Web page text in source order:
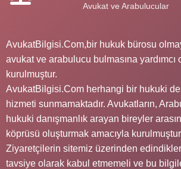
Avukat ve Arabulucular
AvukatBilgisi.Com,bir hukuk bürosu
avukat ve arabulucu bulmasına yardımcı
kurulmuştur.
AvukatBilgisi.Com herhangi bir hukuki
hizmeti sunmamaktadır. Avukatların,
hukuki danışmanlık arayan bireyler
köprüsü oluşturmak amacıyla
Ziyaretçilerin sitemiz üzerinden
tavsiye olarak kabul etmemeli ve bu